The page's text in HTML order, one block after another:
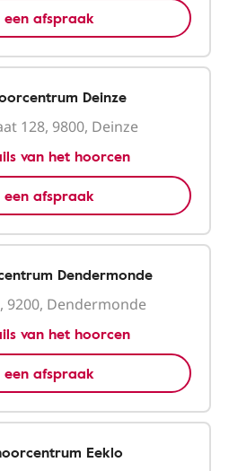
afspraak
Deinze
128, 9800, Deinze
van het hoorcen
afspraak
Dendermonde
9200, Dendermonde
van het hoorcen
afspraak
Eeklo